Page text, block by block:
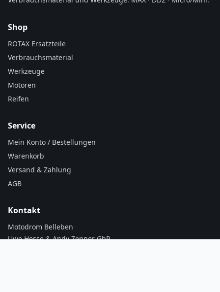
Shop
ROTAX Ersatzteile
Verbrauchsmaterial
Werkzeuge
Motoren
Reifen
Service
Mein Konto / Bestellungen
Warenkorb
Versand & Zahlung
AGB
Kontakt
Motodrom Belleben
Uwe Hesse & Andy Zenner GbR